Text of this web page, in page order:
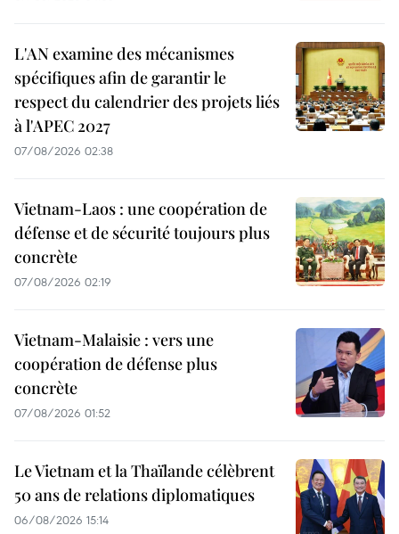
L'AN examine des mécanismes
spécifiques afin de garantir le
respect du calendrier des projets liés
à l'APEC 2027
07/08/2026 02:38
Vietnam-Laos : une coopération de
défense et de sécurité toujours plus
concrète
07/08/2026 02:19
Vietnam-Malaisie : vers une
coopération de défense plus
concrète
07/08/2026 01:52
Le Vietnam et la Thaïlande célèbrent
50 ans de relations diplomatiques
06/08/2026 15:14